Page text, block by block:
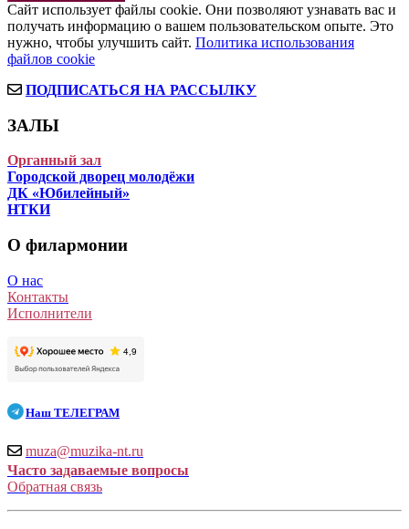
Сайт использует файлы cookie. Они позволяют узнавать вас и
получать информацию о вашем пользовательском опыте. Это
нужно, чтобы улучшить сайт. Политика использования
файлов cookie
ПОДПИСАТЬСЯ НА РАССЫЛКУ
ЗАЛЫ
Органный зал
Городской дворец молодёжи
ДК «Юбилейный»
НТКИ
О филармонии
О нас
Контакты
Исполнители
Наш ТЕЛЕГРАМ
muza@muzika-nt.ru
Часто задаваемые вопросы
Обратная связь